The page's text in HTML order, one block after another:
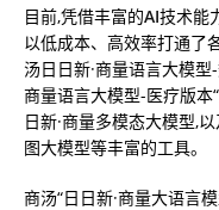
目前,凭借丰富的AI技术能
以低成本、高效率打通了
汤⽇⽇新·商量语⾔⼤模
商量语言大模型-医疗版本
日新·商量多模态大模型,
图大模型等丰富的工具。
商汤“⽇⽇新·商量大语言